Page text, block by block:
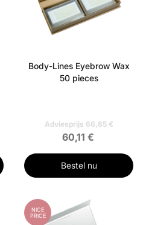
Body-Lines Eyebrow Wax
50 pieces
Adviesprijs 66,85 €
60,11 €
Bestel nu
NICE
PRICE